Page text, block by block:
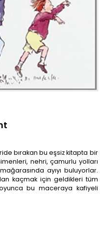
bırakan bu eşsiz kitapta bir
nehri, çamurlu yolları
ayıyı buluyorlar.
kaçmak için geldikleri tüm
bu maceraya kafiyeli